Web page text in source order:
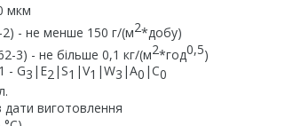
мкм
2) - не менше 150 г/(м2*добу)
3) - не більше 0,1 кг/(м2*год0,5)
- G3 |E2|S1 |V1 |W3 |A0 |C0
дати виготовлення